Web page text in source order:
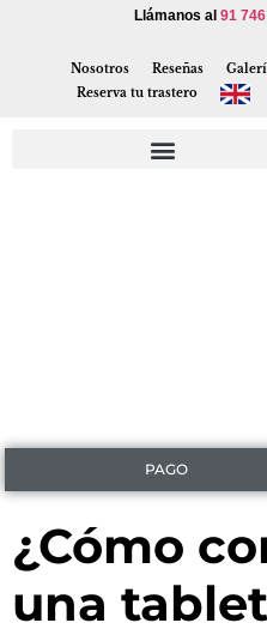
Llámanos al 91
Nosotros Reseñas
Reserva tu trastero
PAGO
¿Cómo
una